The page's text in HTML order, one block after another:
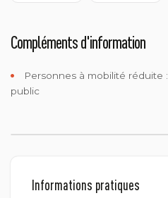
Compléments d'information
Personnes à mobilité réduite :
public
Informations pratiques